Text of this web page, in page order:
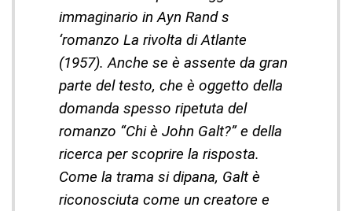
immaginario in Ayn Rand s
‘romanzo La rivolta di Atlante
(1957). Anche se è assente da gran
parte del testo, che è oggetto della
domanda spesso ripetuta del
romanzo “Chi è John Galt?” e della
ricerca per scoprire la risposta.
Come la trama si dipana, Galt è
riconosciuta come un creatore e